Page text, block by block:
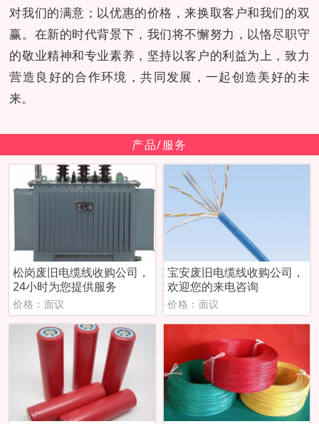
对我们的满意；以优惠的价格，来换取客户和我们的双
赢。在新的时代背景下，我们将不懈努力，以恪尽职守
的敬业精神和专业素养，坚持以客户的利益为上，致力
营造良好的合作环境，共同发展，一起创造美好的未
来。
产品/服务
松岗废旧电缆线收购公司，
24小时为您提供服务
价格：面议
宝安废旧电缆线收购公司，
欢迎您的来电咨询
价格：面议